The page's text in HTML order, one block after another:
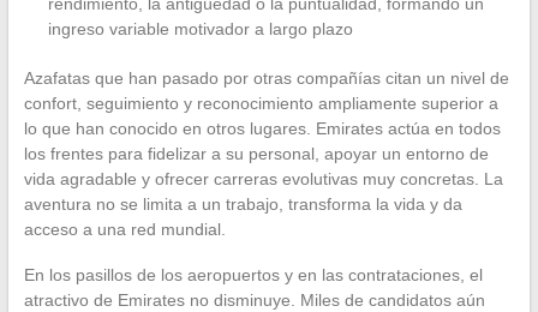
ingreso variable motivador a largo plazo
Azafatas que han pasado por otras compañías citan un nivel de
confort, seguimiento y reconocimiento ampliamente superior a
lo que han conocido en otros lugares. Emirates actúa en todos
los frentes para fidelizar a su personal, apoyar un entorno de
vida agradable y ofrecer carreras evolutivas muy concretas. La
aventura no se limita a un trabajo, transforma la vida y da
acceso a una red mundial.
En los pasillos de los aeropuertos y en las contrataciones, el
atractivo de Emirates no disminuye. Miles de candidatos aún